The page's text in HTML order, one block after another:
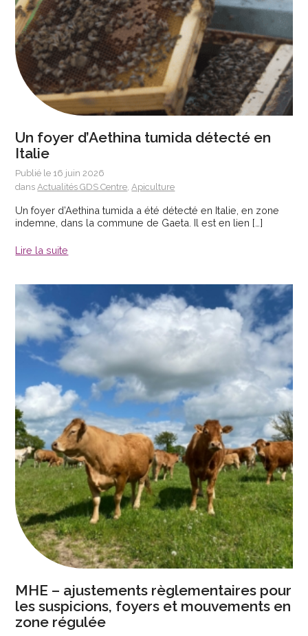
Un foyer d’Aethina tumida détecté en
Italie
Publié le 16 juin 2026
dans Actualités GDS Centre Apiculture
Un foyer d’Aethina tumida a été détecté en Italie, en zone
indemne, dans la commune de Gaeta. Il est en lien […]
Lire la suite
MHE – ajustements règlementaires pour
les suspicions, foyers et mouvements en
zone régulée